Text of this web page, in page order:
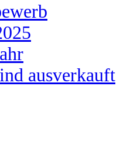
ausverkauft